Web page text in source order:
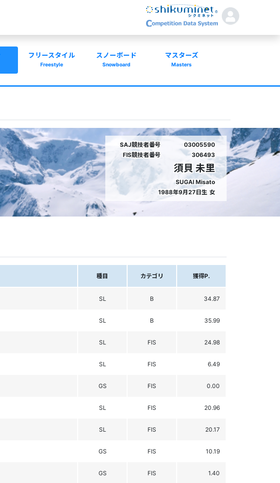
フリースタイル
Freestyle
スノーボード
Snowboard
マスターズ
Masters
SAJ競技者番号
03005590
FIS競技者番号
306493
須貝 未里
SUGAI Misato
1988年9月27日生 女
種目 カテゴリ 獲得P.
SL B 34.87
SL B 35.99
SL FIS 24.98
SL FIS 6.49
GS FIS 0.00
SL FIS 20.96
SL FIS 20.17
GS FIS 10.19
GS FIS 1.40